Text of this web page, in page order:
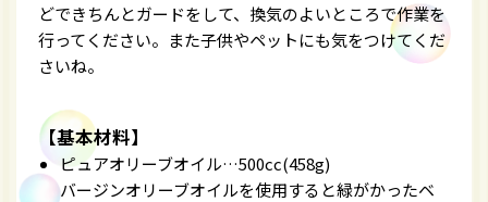
どできちんとガードをして、換気のよいところで作業を
行ってください。また子供やペットにも気をつけてくだ
さいね。
【基本材料】
ピュアオリーブオイル…500cc(458g)
バージンオリーブオイルを使用すると緑がかったベ